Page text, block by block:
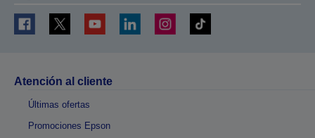
Atención al cliente
Últimas ofertas
Promociones Epson